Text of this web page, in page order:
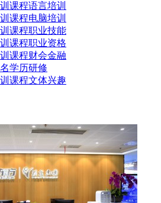
语言培训
电脑培训
职业技能
职业资格
财会金融
学历研修
文体兴趣